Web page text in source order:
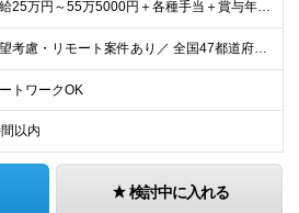
◆月給25万円～55万5000円＋各種手当＋賞与年1回 ※上記には固定残業代（月20時間／3万2400円）を含みます。超過分は別途支給します。 ※試用期間3～6ヶ月あり。期間中の給与は【給与欄】を
＼希望考慮・リモート案件あり／ 全国47都道府県のプロジェクト先 └好きな場所で勤務可能！◎ └デビュー後はフルリモート（完全在宅）案件8割！ ◎転勤の有無についてはご本人の希望に100％合わせます
トワークOK
以内
検討中に入れる